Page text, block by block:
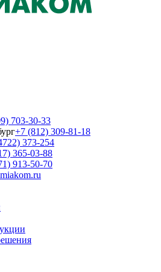
703-30-33
+7 (812) 309-81-18
373-254
365-03-88
913-50-70